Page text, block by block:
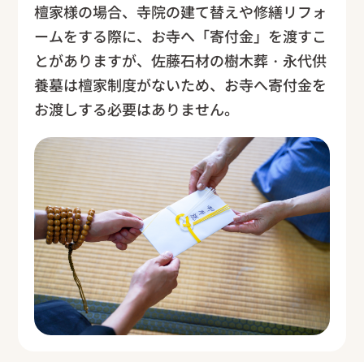
檀家様の場合、寺院の建て替えや修繕リフォ
ームをする際に、お寺へ「寄付金」を渡すこ
とがありますが、佐藤石材の樹木葬・永代供
養墓は檀家制度がないため、お寺へ寄付金を
お渡しする必要はありません。